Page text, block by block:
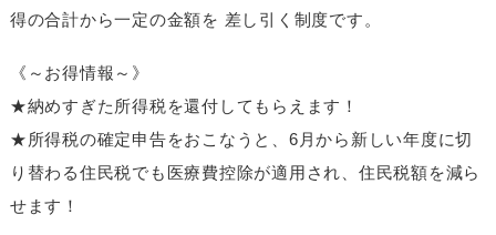
得の合計から一定の金額を 差し引く制度です。
《～お得情報～》
★納めすぎた所得税を還付してもらえます！
★所得税の確定申告をおこなうと、6月から新しい年度に切
り替わる住民税でも医療費控除が適用され、住民税額を減ら
せます！